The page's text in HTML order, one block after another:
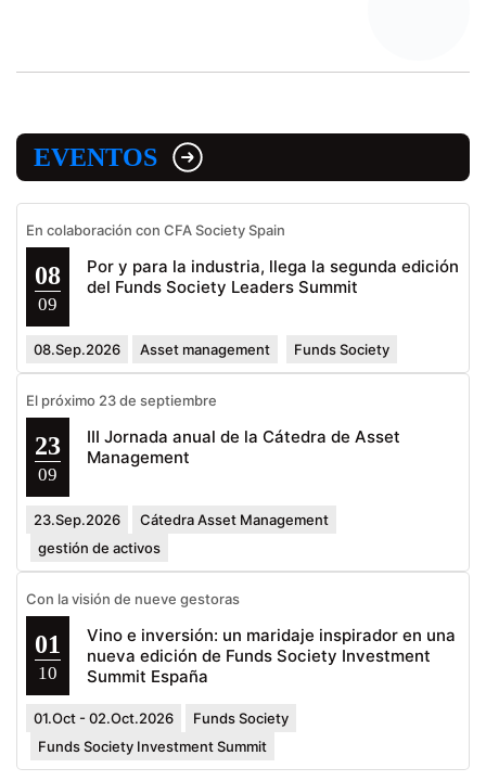
EVENTOS
En colaboración con CFA Society Spain
08
09
Por y para la industria, llega la segunda edición
del Funds Society Leaders Summit
08.Sep.2026 Asset management Funds Society
El próximo 23 de septiembre
23
09
III Jornada anual de la Cátedra de Asset
Management
23.Sep.2026
Cátedra Asset Management
gestión de activos
Con la visión de nueve gestoras
01
10
Vino e inversión: un maridaje inspirador en una
nueva edición de Funds Society Investment
Summit España
01.Oct - 02.Oct.2026
Funds Society
Funds Society Investment Summit